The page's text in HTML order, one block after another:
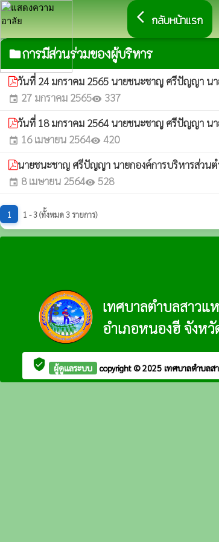
arrow_back_ios กลับหน้าแรก
folderการมีส่วนร่วมของผู้บริหาร
วันที่ 24 มกราคม 2565 นายชนะชาญ ศรีปัญญา น
event 27 มกราคม 2565visibility 337
วันที่ 18 มกราคม 2564 นายชนะชาญ ศรีปัญญา น
event 16 เมษายน 2564visibility 420
นายชนะชาญ ศรีปัญญา นายกองค์การบริหารส่วนต
event 8 เมษายน 2564visibility 528
1 1 - 3 (ทั้งหมด 3 รายการ)
เทศบาลตำบลสาวแห
อำเภอหนองฮี จังหวั
verified_user ผู้ดูแลระบบ copyright © 2025 เทศบาลตำบลส